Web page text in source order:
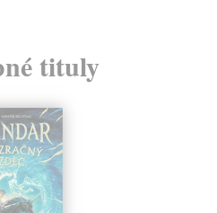
tituly